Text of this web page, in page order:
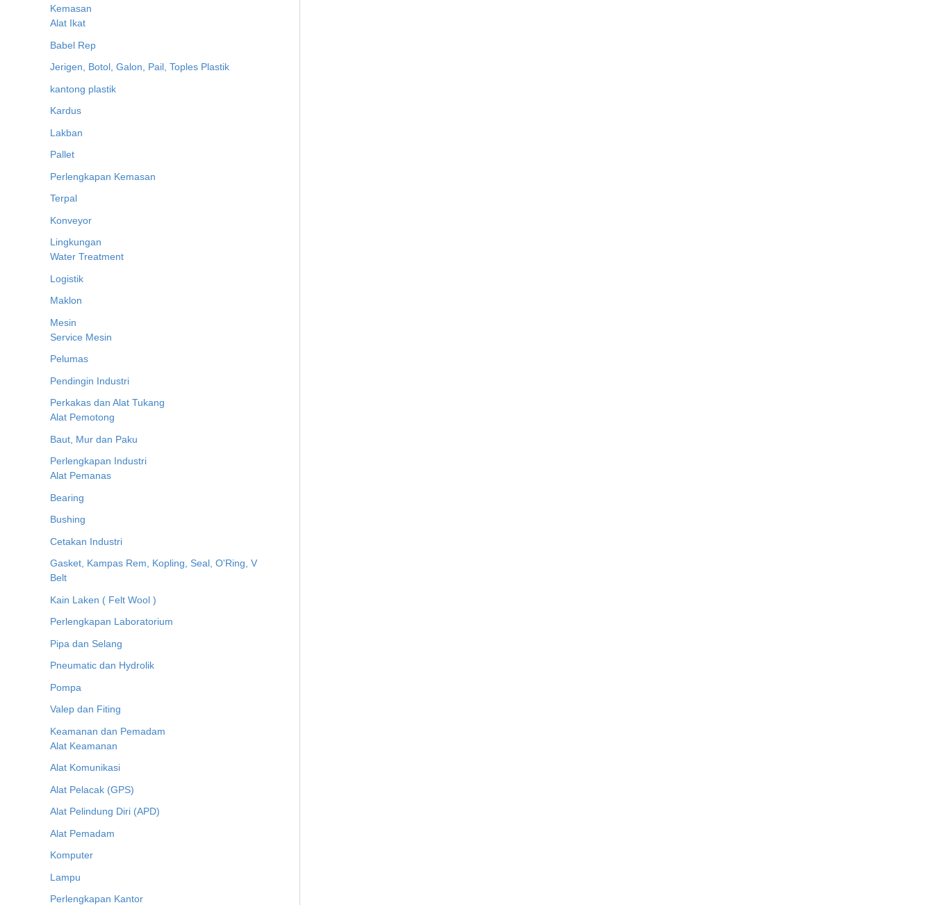
Kemasan
Alat Ikat
Babel Rep
Jerigen, Botol, Galon, Pail, Toples Plastik
kantong plastik
Kardus
Lakban
Pallet
Perlengkapan Kemasan
Terpal
Konveyor
Lingkungan
Water Treatment
Logistik
Maklon
Mesin
Service Mesin
Pelumas
Pendingin Industri
Perkakas dan Alat Tukang
Alat Pemotong
Baut, Mur dan Paku
Perlengkapan Industri
Alat Pemanas
Bearing
Bushing
Cetakan Industri
Gasket, Kampas Rem, Kopling, Seal, O'Ring, V
Belt
Kain Laken ( Felt Wool )
Perlengkapan Laboratorium
Pipa dan Selang
Pneumatic dan Hydrolik
Pompa
Valep dan Fiting
Keamanan dan Pemadam
Alat Keamanan
Alat Komunikasi
Alat Pelacak (GPS)
Alat Pelindung Diri (APD)
Alat Pemadam
Komputer
Lampu
Perlengkapan Kantor